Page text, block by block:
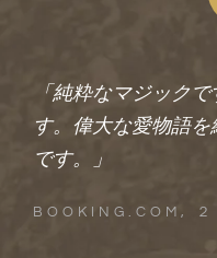
「純粋なマジック
す。偉大な愛物語
です。」
BOOKING.COM, ２